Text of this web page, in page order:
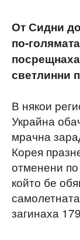
От Сидни
по-
светлинни
В някои
Украйна
мрачна
Корея
отменени
който бе
загинаха